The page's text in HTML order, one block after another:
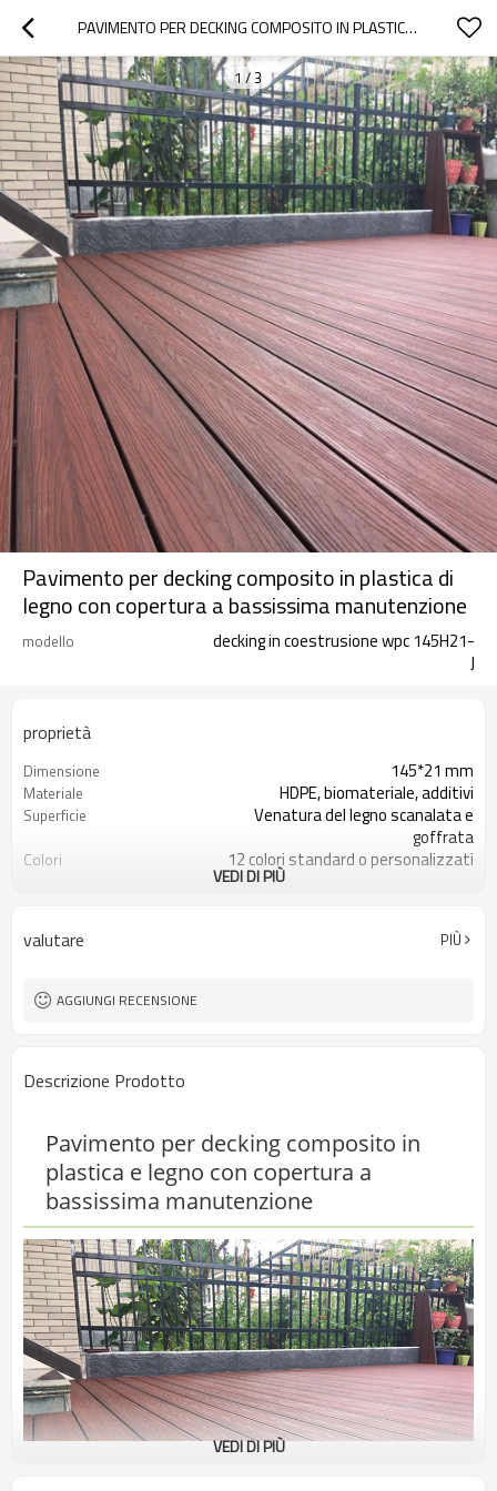
PAVIMENTO PER DECKING COMPOSITO IN PLASTICA DI LEGNO CON COPERTURA A BASSISSIMA MANUTENZIONE
1/3
Pavimento per decking composito in plastica di
legno con copertura a bassissima manutenzione
modello
decking in coestrusione wpc 145H21-
J
proprietà
Dimensione 145*21 mm
Materiale HDPE, biomateriale, additivi
Superficie
Venatura del legno scanalata e
goffrata
Colori 12 colori standard o personalizzati
Balcone, veranda, backyar, veranda,
paesaggistica, ecc
Certificato
VEDI DI PIÙ
valutare PIÙ
AGGIUNGI RECENSIONE
Descrizione Prodotto
Pavimento per decking composito in
plastica e legno con copertura a
bassissima manutenzione
VEDI DI PIÙ